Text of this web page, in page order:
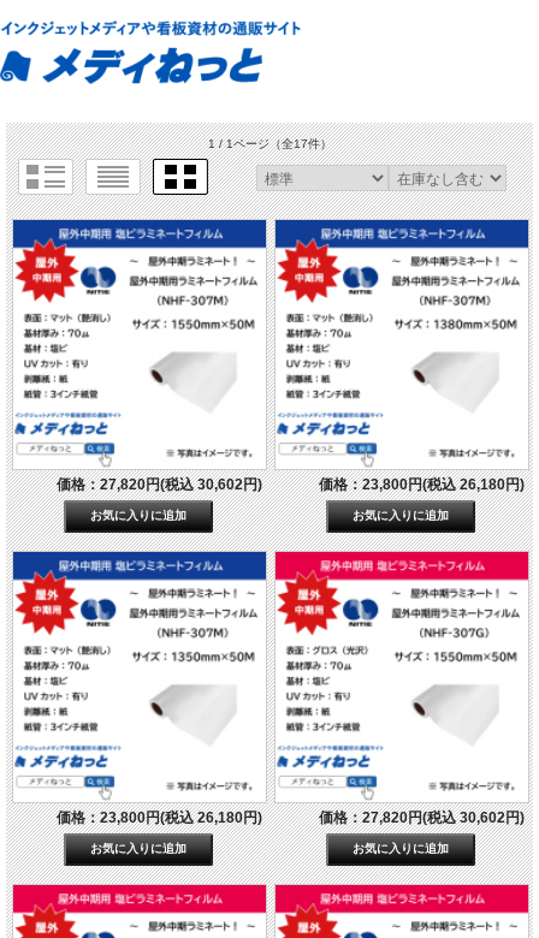
1 / 1ページ（全17件）
価格：27,820円(税込 30,602円) 価格：23,800円(税込 26,180円)
価格：23,800円(税込 26,180円) 価格：27,820円(税込 30,602円)